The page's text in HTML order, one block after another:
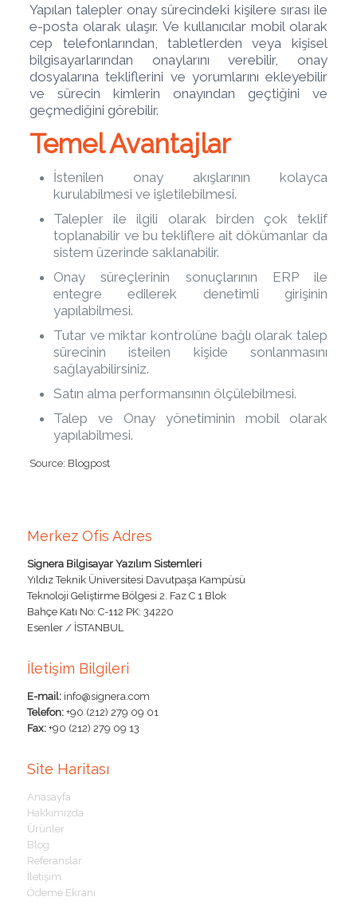
Yapılan talepler onay sürecindeki kişilere sırası ile
e-posta olarak ulaşır. Ve kullanıcılar mobil olarak
cep telefonlarından, tabletlerden veya kişisel
bilgisayarlarından onaylarını verebilir, onay
dosyalarına tekliflerini ve yorumlarını ekleyebilir
ve sürecin kimlerin onayından geçtiğini ve
geçmediğini görebilir.
Temel Avantajlar
İstenilen onay akışlarının kolayca
kurulabilmesi ve işletilebilmesi.
Talepler ile ilgili olarak birden çok teklif
toplanabilir ve bu tekliflere ait dökümanlar da
sistem üzerinde saklanabilir.
Onay süreçlerinin sonuçlarının ERP ile
entegre edilerek denetimli girişinin
yapılabilmesi.
Tutar ve miktar kontrolüne bağlı olarak talep
sürecinin isteilen kişide sonlanmasını
sağlayabilirsiniz.
Satın alma performansının ölçülebilmesi.
Talep ve Onay yönetiminin mobil olarak
yapılabilmesi.
Source: Blogpost
Merkez Ofis Adres
Signera Bilgisayar Yazılım Sistemleri
Yıldız Teknik Üniversitesi Davutpaşa Kampüsü
Teknoloji Geliştirme Bölgesi 2. Faz C 1 Blok
Bahçe Katı No: C-112 PK: 34220
Esenler / İSTANBUL
İletişim Bilgileri
E-mail:info@signera.com
Telefon:+90 (212) 279 09 01
Fax:+90 (212) 279 09 13
Site Haritası
Anasayfa
Hakkımızda
Ürünler
Blog
Referanslar
İletişim
Ödeme Ekranı